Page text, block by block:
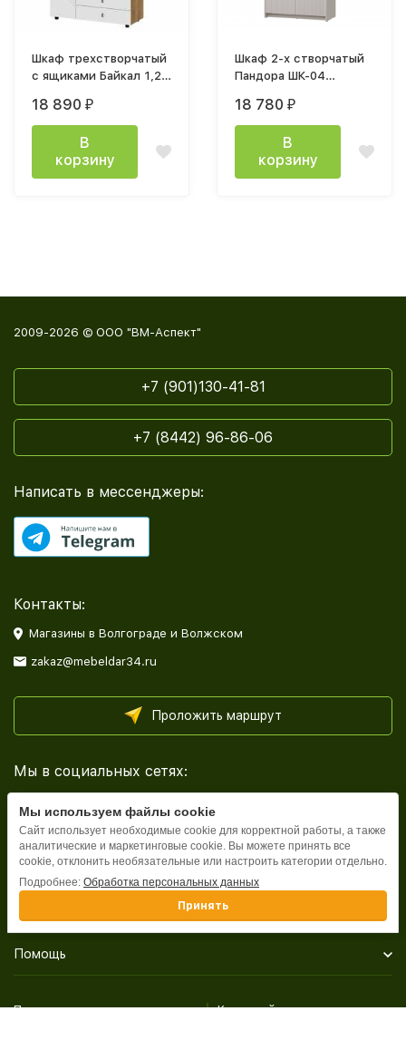
Шкаф трехстворчатый
с ящиками Байкал 1,2м
Белый матовый
18 890 ₽
В
корзину
Шкаф 2-х створчатый
Пандора ШК-04
кашемир / айриш MF-
03
18 780 ₽
В
корзину
2009-2026 © ООО "ВМ-Аспект"
+7 (901)130-41-81
+7 (8442) 96-86-06
Написать в мессенджеры:
Контакты:
Магазины в Волгограде и Волжском
zakaz@mebeldar34.ru
Проложить маршрут
Мы в социальных сетях:
Каталог
Помощь
Политика персональных данных Карта сайта
Мы используем файлы cookie
Сайт использует необходимые cookie для корректной работы, а также
аналитические и маркетинговые cookie. Вы можете принять все
cookie, отклонить необязательные или настроить категории отдельно.
Подробнее: Обработка персональных данных
Принять